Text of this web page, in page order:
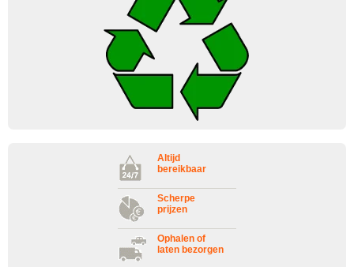
Altijd
bereikbaar
Scherpe
prijzen
Ophalen of
laten bezorgen